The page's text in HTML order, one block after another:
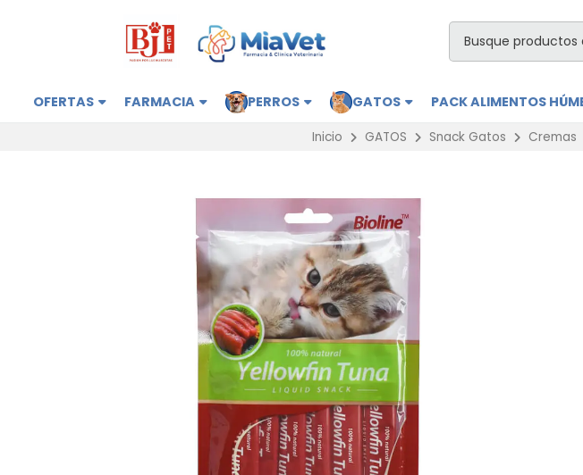
OFERTAS FARMACIA PERROS GATOS PACK ALIMENTOS
Inicio GATOS Snack Gatos Cremas